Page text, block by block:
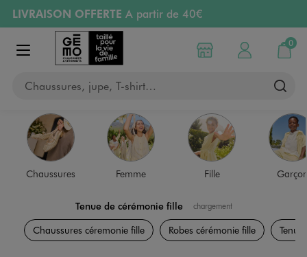
Aller au contenu principal
Aller à la navigation
LIVRAISON OFFERTE A partir de 40€
RETRAIT ET LIVRAISON OFFERTE
en magasin
PAYEZ EN 3x SANS FRAIS
Retours OFFERTS
pendant 30 jours
Afficher le menu
Chaussures, jupe, T-shirt…
Choisir mon magasin
Mon compte
0
Mon
Chaussures Femme Fille
Tenue de cérémonie fille chargement
Chaussures céremonie fille Robes cérémonie fille